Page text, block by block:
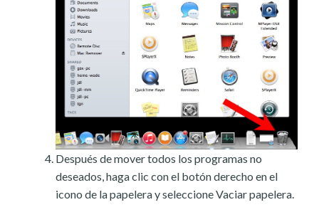
Después de mover todos los programas no
deseados, haga clic con el botón derecho en el
icono de la papelera y seleccione Vaciar papelera.